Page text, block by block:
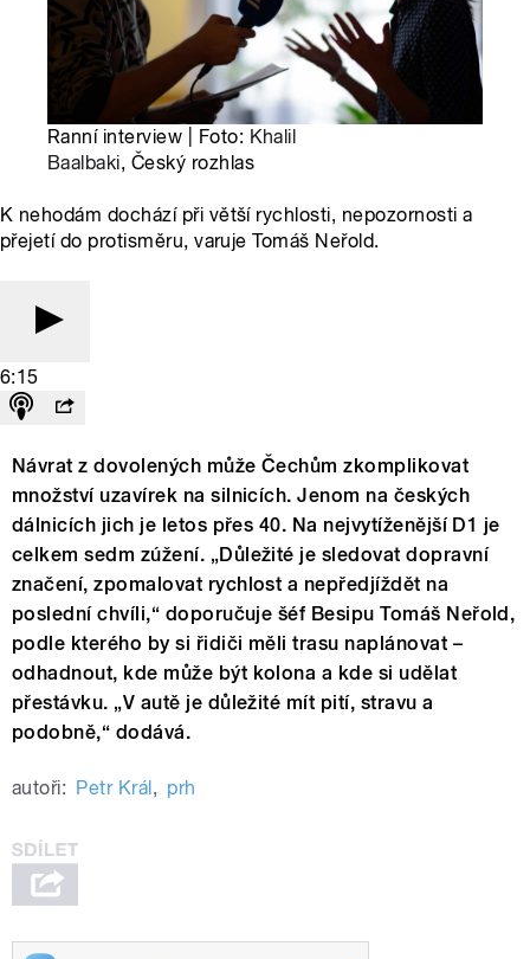
Ranní interview | Foto: Khalil
Baalbaki, Český rozhlas
K nehodám dochází při větší rychlosti, nepozornosti a
přejetí do protisměru, varuje Tomáš Neřold.
6:15
Návrat z dovolených může Čechům zkomplikovat
množství uzavírek na silnicích. Jenom na českých
dálnicích jich je letos přes 40. Na nejvytíženější D1 je
celkem sedm zúžení. „Důležité je sledovat dopravní
značení, zpomalovat rychlost a nepředjíždět na
poslední chvíli,“ doporučuje šéf Besipu Tomáš Neřold,
podle kterého by si řidiči měli trasu naplánovat –
odhadnout, kde může být kolona a kde si udělat
přestávku. „V autě je důležité mít pití, stravu a
podobně,“ dodává.
autoři: Petr Král, prh